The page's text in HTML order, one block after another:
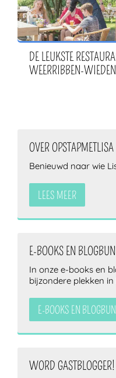
DE LEUKSTE
WEERRIBBEN-WIEDEN
OVER OPSTAPMETLISA
Benieuwd naar wie
LEES MEER
E-BOOKS EN
In onze e-books en
bijzondere plekken
E-BOOKS EN
WORD GASTBLOGGER!